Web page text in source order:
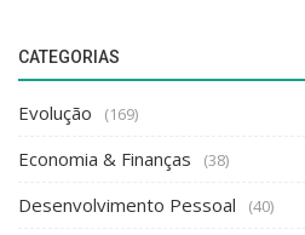
CATEGORIAS
Evolução (169)
Economia & Finanças (38)
Desenvolvimento Pessoal (40)